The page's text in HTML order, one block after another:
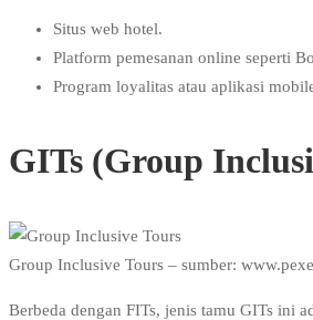
Situs web hotel.
Platform pemesanan online seperti
Program loyalitas atau aplikasi
GITs (Group
Group Inclusive Tours – sumber:
Berbeda dengan FITs, jenis tamu GITs ini